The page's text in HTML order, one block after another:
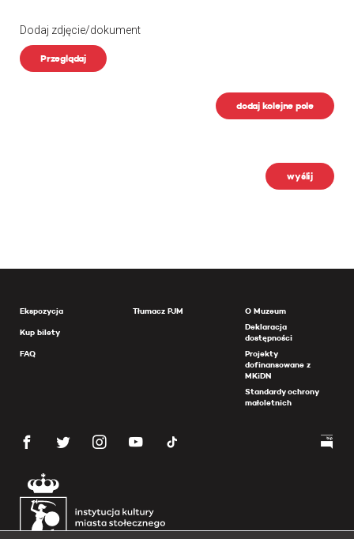
Dodaj zdjęcie/dokument
Przeglądaj
dodaj kolejne pole
wyślij
Ekspozycja
Kup bilety
FAQ
Tłumacz PJM
O Muzeum
Deklaracja
dostępności
Projekty
dofinansowane z
MKiDN
Standardy ochrony
małoletnich